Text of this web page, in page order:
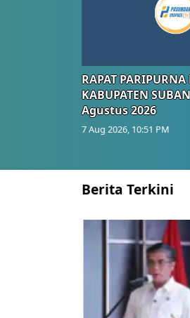
RAPAT PARIPURNA
KABUPATEN
Agustus 2026
7 Aug 2026, 10:51 PM
Berita Terkini